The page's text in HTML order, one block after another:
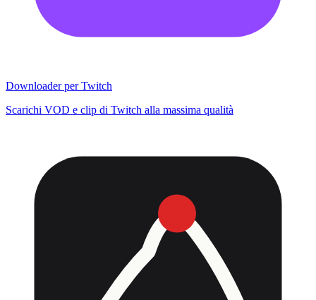
Downloader per Twitch
Scarichi VOD e clip di Twitch alla massima qualità